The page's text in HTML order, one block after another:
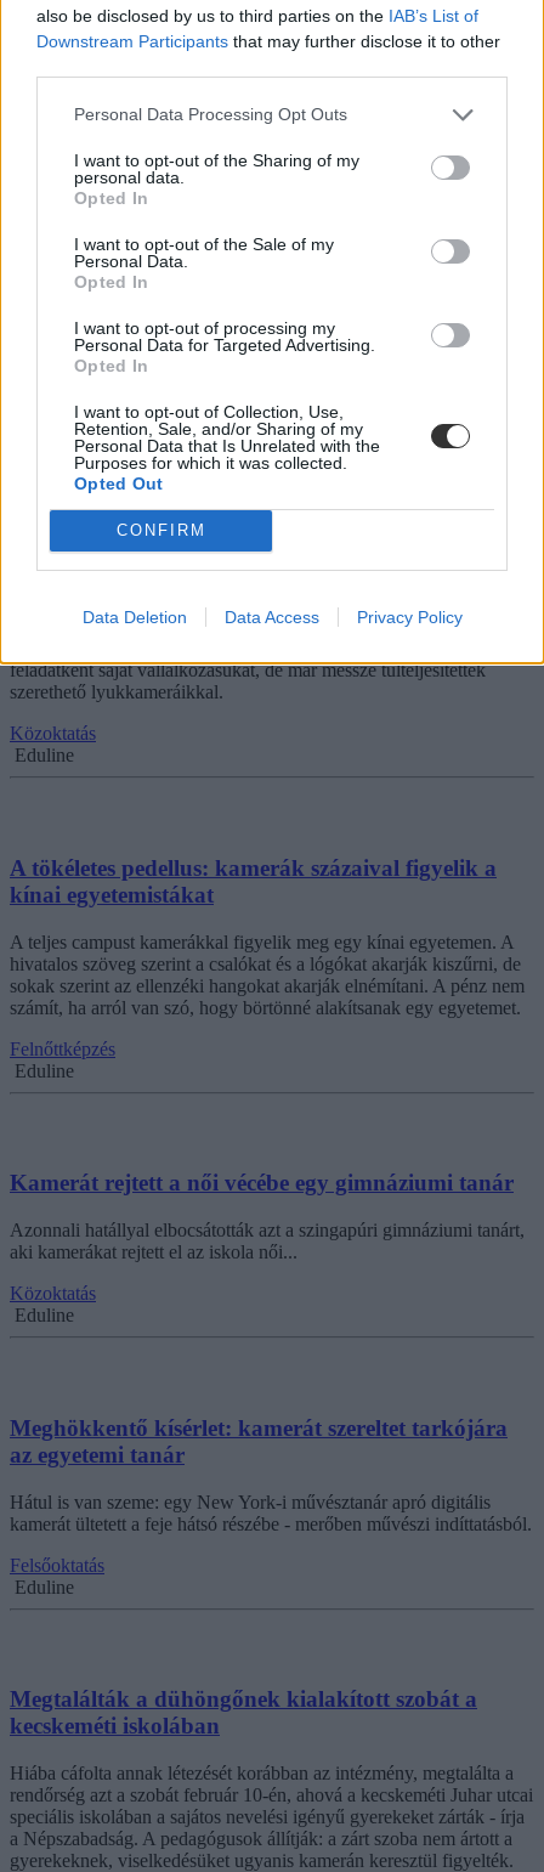
also be disclosed by us to third parties on the IAB’s List of
Downstream Participants that may further disclose it to other
Personal Data Processing Opt Outs
I want to opt-out of the Sharing of my
personal data.
Opted In
I want to opt-out of the Sale of my
Personal Data.
Opted In
I want to opt-out of processing my
Personal Data for Targeted Advertising.
Opted In
I want to opt-out of Collection, Use,
Retention, Sale, and/or Sharing of my
Personal Data that Is Unrelated with the
Purposes for which it was collected.
Opted Out
CONFIRM
Data Deletion Data Access Privacy Policy
Bekamerázzák a szerbiai iskolásokat
Kamerák és egyenruha is jön a szerbiai iskolákba.
Közoktatás
érettségizőket a szülői szervezet
Gyakorlatilag minden létező vizsgát kamerákkal rögzítene az
Érettségi-felvételi
Zseniális vállalkozást indított néhány budapesti
feladatként saját vállalkozásukat, de már messze túlteljesítettek
szerethető lyukkameráikkal.
Közoktatás
Eduline
A tökéletes pedellus: kamerák százaival figyelik a
kínai egyetemistákat
A teljes campust kamerákkal figyelik meg egy kínai egyetemen. A
hivatalos szöveg szerint a csalókat és a lógókat akarják kiszűrni, de
sokak szerint az ellenzéki hangokat akarják elnémítani. A pénz nem
számít, ha arról van szó, hogy börtönné alakítsanak egy egyetemet.
Felnőttképzés
Eduline
Kamerát rejtett a női vécébe egy gimnáziumi tanár
Azonnali hatállyal elbocsátották azt a szingapúri gimnáziumi tanárt,
aki kamerákat rejtett el az iskola női...
Közoktatás
Eduline
Meghökkentő kísérlet: kamerát szereltet tarkójára
az egyetemi tanár
Hátul is van szeme: egy New York-i művésztanár apró digitális
kamerát ültetett a feje hátsó részébe - merőben művészi indíttatásból.
Felsőoktatás
Eduline
Megtalálták a dühöngőnek kialakított szobát a
kecskeméti iskolában
Hiába cáfolta annak létezését korábban az intézmény, megtalálta a
rendőrség azt a szobát február 10-én, ahová a kecskeméti Juhar utcai
speciális iskolában a sajátos nevelési igényű gyerekeket zárták - írja
a Népszabadság. A pedagógusok állítják: a zárt szoba nem ártott a
gyerekeknek, viselkedésüket ugyanis kamerán keresztül figyelték.